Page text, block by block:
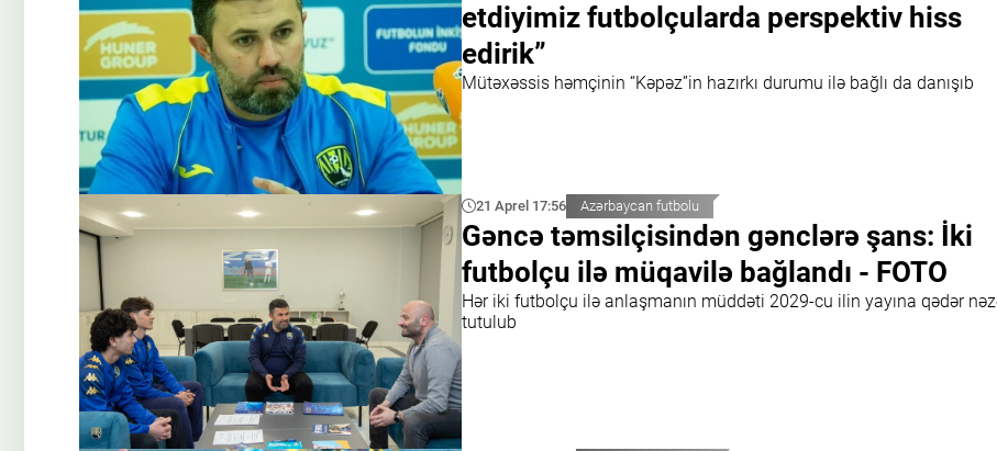
etdiyimiz futbolçularda perspektiv hiss
edirik”
Mütəxəssis həmçinin “Kəpəz”in hazırkı durumu ilə bağlı da danışıb
21 Aprel 17:56 Azərbaycan futbolu
Gəncə təmsilçisindən gənclərə şans: İki
futbolçu ilə müqavilə bağlandı - FOTO
Hər iki futbolçu ilə anlaşmanın müddəti 2029-cu ilin yayına qədər
tutulub